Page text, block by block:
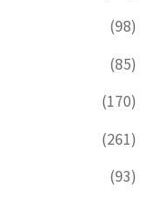
(98)
(85)
(170)
(261)
(93)